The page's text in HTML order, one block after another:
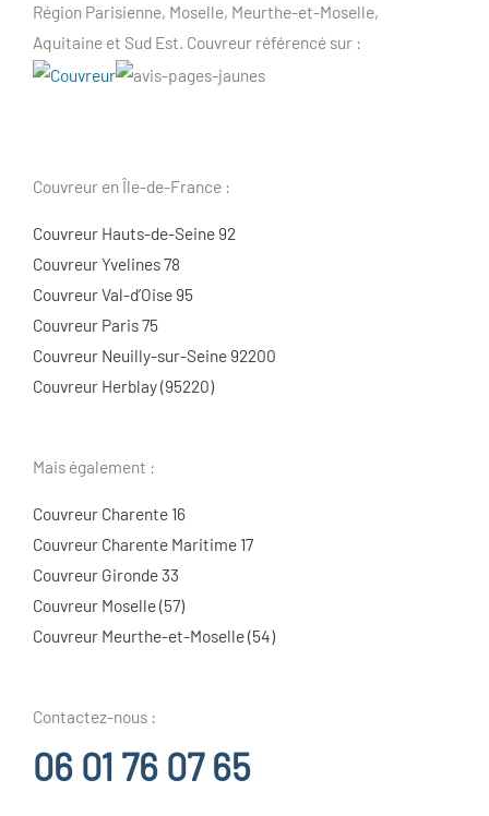
Région Parisienne, Moselle, Meurthe-et-Moselle,
Aquitaine et Sud Est. Couvreur référencé sur :
Couvreur en Île-de-France :
Couvreur Hauts-de-Seine 92
Couvreur Yvelines 78
Couvreur Val-d’Oise 95
Couvreur Paris 75
Couvreur Neuilly-sur-Seine 92200
Couvreur Herblay (95220)
Mais également :
Couvreur Charente 16
Couvreur Charente Maritime 17
Couvreur Gironde 33
Couvreur Moselle (57)
Couvreur Meurthe-et-Moselle (54)
Contactez-nous :
06 01 76 07 65